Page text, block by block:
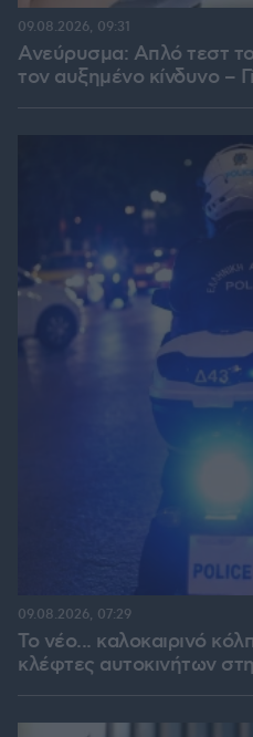
Ανεύρυσμα: Απλό τεστ
τον αυξημένο κίνδυνο –
09.08.2026, 09:31
Το νέο... καλοκαιρινό
κλέφτες αυτοκινήτων
09.08.2026, 07:29